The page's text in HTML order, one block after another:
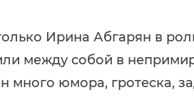
Ирина Абгарян в
между собой в
много юмора, гротеска,